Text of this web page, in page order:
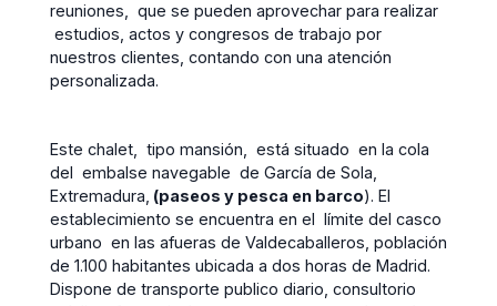
reuniones, que se pueden aprovechar para realizar
estudios, actos y congresos de trabajo por
nuestros clientes, contando con una atención
personalizada.
Este chalet, tipo mansión, está situado en la cola
del embalse navegable de García de Sola,
Extremadura, (paseos y pesca en barco). El
establecimiento se encuentra en el límite del casco
urbano en las afueras de Valdecaballeros, población
de 1.100 habitantes ubicada a dos horas de Madrid.
Dispone de transporte publico diario, consultorio